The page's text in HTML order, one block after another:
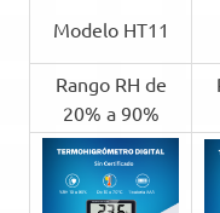
Modelo HT11
Rango RH de
20% a 90%